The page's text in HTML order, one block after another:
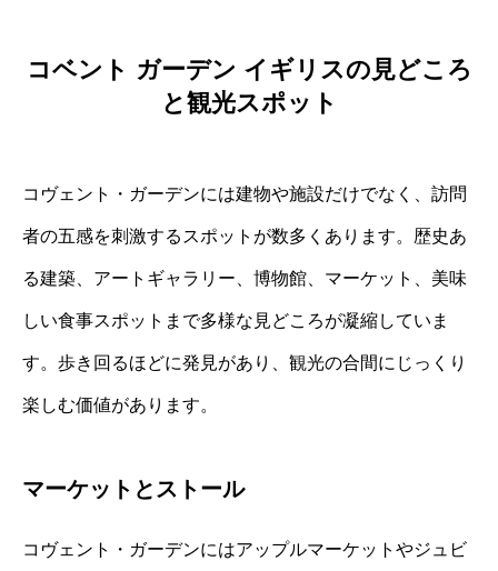
コベント ガーデン イギリスの見どころ
と観光スポット
コヴェント・ガーデンには建物や施設だけでなく、訪問
者の五感を刺激するスポットが数多くあります。歴史あ
る建築、アートギャラリー、博物館、マーケット、美味
しい食事スポットまで多様な見どころが凝縮していま
す。歩き回るほどに発見があり、観光の合間にじっくり
楽しむ価値があります。
マーケットとストール
コヴェント・ガーデンにはアップルマーケットやジュビ